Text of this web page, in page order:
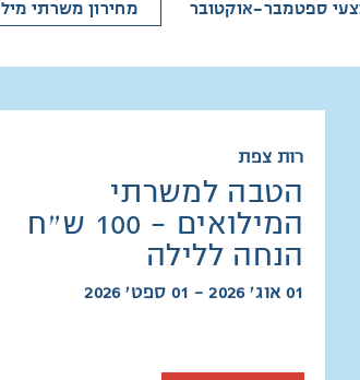
ספטמבר-אוקטובר מחירון משרתי
רות צפת
הטבה למשרתי
המילואים - 100 ש״ח
הנחה ללילה
01 אוג׳ 2026 - 01 ספט׳ 2026